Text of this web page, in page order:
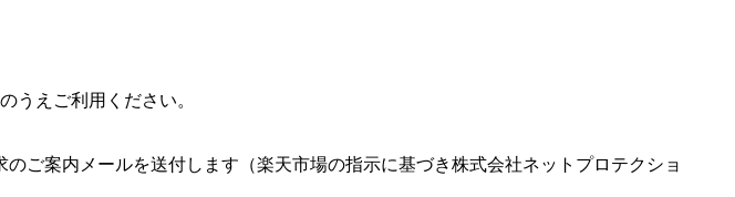
うえご利用ください。
ご案内メールを送付します（楽天市場の指示に基づき株式会社ネットプロテクショ